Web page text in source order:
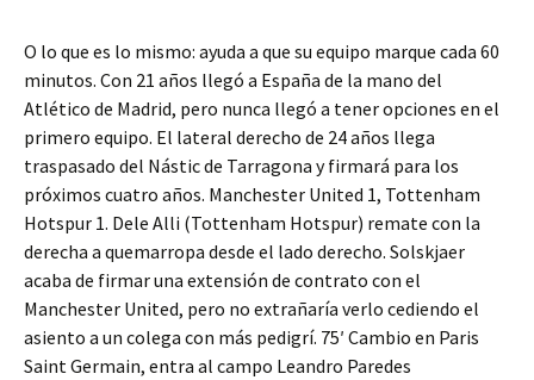
O lo que es lo mismo: ayuda a que su equipo marque cada 60
minutos. Con 21 años llegó a España de la mano del
Atlético de Madrid, pero nunca llegó a tener opciones en el
primero equipo. El lateral derecho de 24 años llega
traspasado del Nástic de Tarragona y firmará para los
próximos cuatro años. Manchester United 1, Tottenham
Hotspur 1. Dele Alli (Tottenham Hotspur) remate con la
derecha a quemarropa desde el lado derecho. Solskjaer
acaba de firmar una extensión de contrato con el
Manchester United, pero no extrañaría verlo cediendo el
asiento a un colega con más pedigrí. 75′ Cambio en Paris
Saint Germain, entra al campo Leandro Paredes